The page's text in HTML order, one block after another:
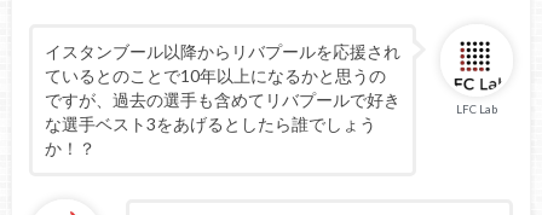
LFC Lab
イスタンブール以降からリバプールを応援され
ているとのことで10年以上になるかと思うの
ですが、過去の選手も含めてリバプールで好き
な選手ベスト3をあげるとしたら誰でしょう
か！？